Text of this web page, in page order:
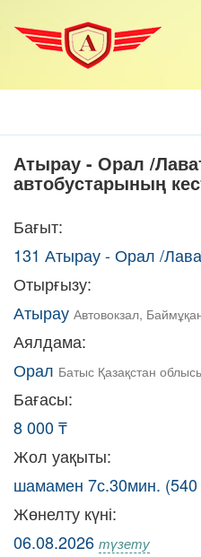
Атырау - Орал /
автобустарының
Бағыт:
131 Атырау - Орал /
Отырғызу:
Атырау Автовокзал,
Аялдама:
Орал Батыс Қазақстан
Бағасы:
8 000 ₸
Жол уақыты:
шамамен 7с.30мин. (540
Жөнелту күні:
06.08.2026 түзету